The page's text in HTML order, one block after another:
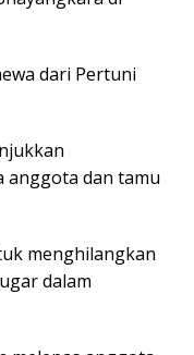
dari Pertuni
anggota dan tamu
menghilangkan
dalam